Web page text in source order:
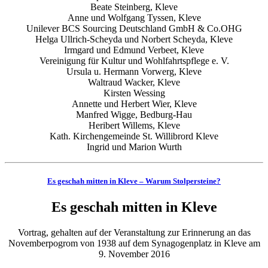
Beate Steinberg, Kleve
Anne und Wolfgang Tyssen, Kleve
Unilever BCS Sourcing Deutschland GmbH & Co.OHG
Helga Ullrich-Scheyda und Norbert Scheyda, Kleve
Irmgard und Edmund Verbeet, Kleve
Vereinigung für Kultur und Wohlfahrtspflege e. V.
Ursula u. Hermann Vorwerg, Kleve
Waltraud Wacker, Kleve
Kirsten Wessing
Annette und Herbert Wier, Kleve
Manfred Wigge, Bedburg-Hau
Heribert Willems, Kleve
Kath. Kirchengemeinde St. Willibrord Kleve
Ingrid und Marion Wurth
Es geschah mitten in Kleve – Warum Stolpersteine?
Es geschah mitten in Kleve
Vortrag, gehalten auf der Veranstaltung zur Erinnerung an das
Novemberpogrom von 1938 auf dem Synagogenplatz in Kleve am
9. November 2016